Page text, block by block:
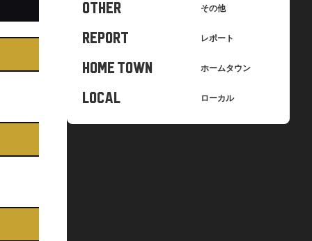
OTHER その他
REPORT レポート
HOME TOWN ホームタウン
LOCAL ローカル